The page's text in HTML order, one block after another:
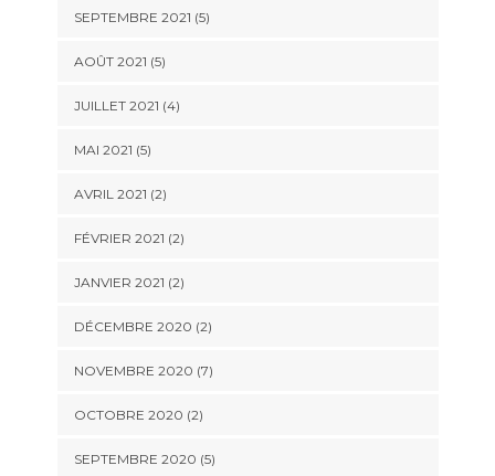
SEPTEMBRE 2021 (5)
AOÛT 2021 (5)
JUILLET 2021 (4)
MAI 2021 (5)
AVRIL 2021 (2)
FÉVRIER 2021 (2)
JANVIER 2021 (2)
DÉCEMBRE 2020 (2)
NOVEMBRE 2020 (7)
OCTOBRE 2020 (2)
SEPTEMBRE 2020 (5)